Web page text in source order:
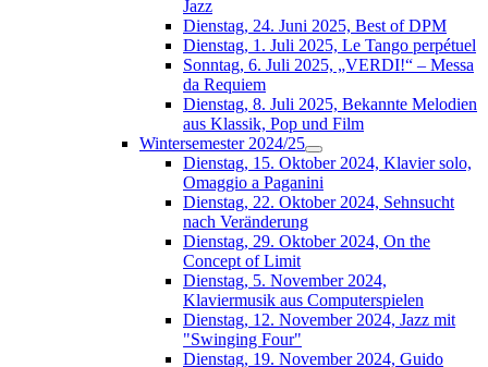
Jazz
Dienstag, 24. Juni 2025, Best of DPM
Dienstag, 1. Juli 2025, Le Tango perpétuel
Sonntag, 6. Juli 2025, „VERDI!“ – Messa
da Requiem
Dienstag, 8. Juli 2025, Bekannte Melodien
aus Klassik, Pop und Film
Wintersemester 2024/25
Dienstag, 15. Oktober 2024, Klavier solo,
Omaggio a Paganini
Dienstag, 22. Oktober 2024, Sehnsucht
nach Veränderung
Dienstag, 29. Oktober 2024, On the
Concept of Limit
Dienstag, 5. November 2024,
Klaviermusik aus Computerspielen
Dienstag, 12. November 2024, Jazz mit
"Swinging Four"
Dienstag, 19. November 2024, Guido